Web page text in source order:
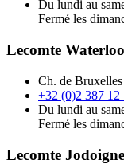
Du lundi au
Fermé les
Lecomte Waterloo
Ch. de
+32 (0)2 387 12
Du lundi au
Fermé les
Lecomte Jodoigne